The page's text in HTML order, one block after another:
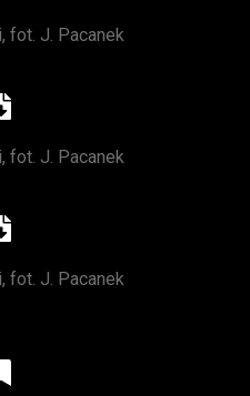
fot. J. Pacanek
fot. J. Pacanek
fot. J. Pacanek